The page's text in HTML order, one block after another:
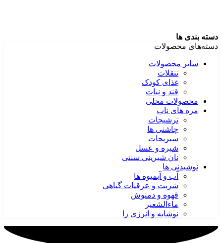
دسته بندی ها
دسته‌های محصولات
سایر محصولات
تنقلات
غذای کودک
قند و نبات
محصولات محلی
مزه های ناب
ترشیجات
چاشنی ها
سبزیجات
شیره و عسل
نان شیرینی سنتی
نوشیدنی ها
آب و آبمیوه ها
شربت و عرقیات گیاهی
قهوه و دمنوش
ماءالشعیر
نوشابه و انرژی زا